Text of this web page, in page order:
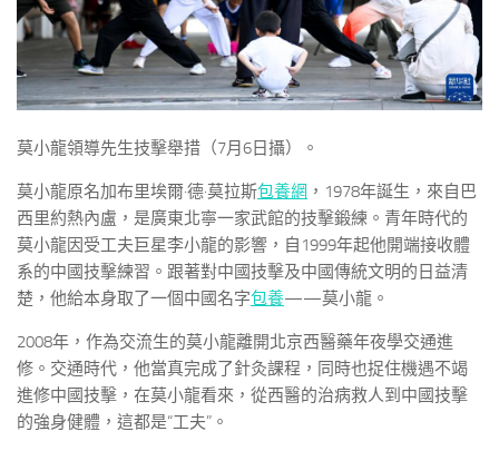
莫小龍領導先生技擊舉措（7月6日攝）。
莫小龍原名加布里埃爾·德·莫拉斯包養網 ，1978年誕生，來自巴
西里約熱內盧，是廣東北寧一家武館的技擊鍛練。青年時代的
莫小龍因受工夫巨星李小龍的影響，自1999年起他開端接收體
系的中國技擊練習。跟著對中國技擊及中國傳統文明的日益清
楚，他給本身取了一個中國名字包養——莫小龍。
2008年，作為交流生的莫小龍離開北京西醫藥年夜學交通進
修。交通時代，他當真完成了針灸課程，同時也捉住機遇不竭
進修中國技擊，在莫小龍看來，從西醫的治病救人到中國技擊
的強身健體，這都是“工夫”。